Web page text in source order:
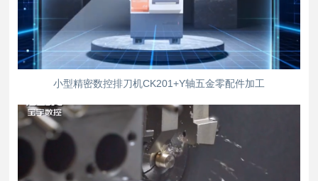
小型精密数控排刀机CK201+Y轴五金零配件加工